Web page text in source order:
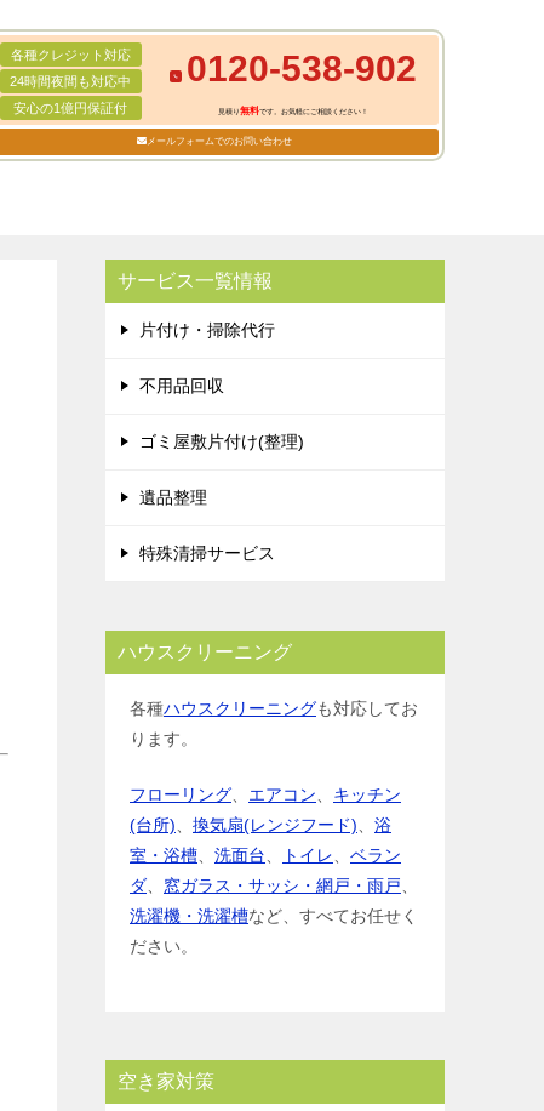
各種クレジット対応
24時間夜間も対応中
安心の1億円保証付
0120-538-902
見積り無料です。お気軽にご相談ください！
メールフォームでのお問い合わせ
サービス一覧情報
片付け・掃除代行
不用品回収
ゴミ屋敷片付け(整理)
遺品整理
特殊清掃サービス
ハウスクリーニング
各種ハウスクリーニングも対応してお
ります。
フローリング エアコン
キッチン
(台所)
換気扇(レンジフード)
浴
室・浴槽
洗面台 トイレ
ベラン
ダ
窓ガラス・サッシ・網戸・雨戸
洗濯機・洗濯槽など、すべてお任せく
ださい。
空き家対策